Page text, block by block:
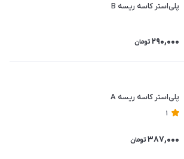
پلی‌استر کاسه ریسه B
290,000 تومان
پلی‌استر کاسه ریسه A
1
387,000 تومان